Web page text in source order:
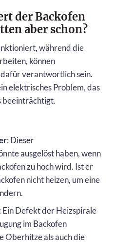
der Backofen
aber schon?
während die
können
verantwortlich sein.
elektrisches Problem, das
beeinträchtigt.
: Dieser
ausgelöst haben, wenn
zu hoch wird. Ist er
nicht heizen, um eine
: Ein Defekt der Heizspirale
im Backofen
Oberhitze als auch die